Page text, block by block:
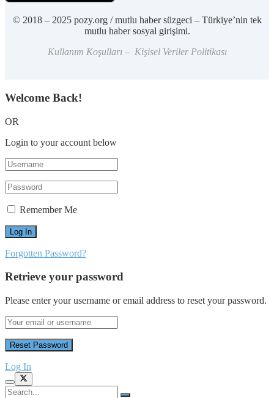
© 2018 – 2025 pozy.org / mutlu haber süzgeci – Türkiye’nin tek
mutlu haber sosyal girişimi.
Kullanım Koşulları – Kişisel Veriler Politikası
Welcome Back!
OR
Login to your account below
Remember Me
Forgotten Password?
Retrieve your password
Please enter your username or email address to reset your password.
Log In